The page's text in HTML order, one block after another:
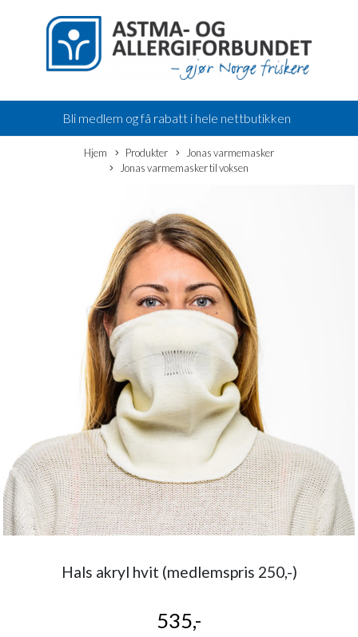
Bli medlem og få rabatt i hele nettbutikken
Hjem Produkter
Jonas varmemasker
Jonas varmemasker til voksen
Hals akryl hvit (medlemspris 250,-)
535,-